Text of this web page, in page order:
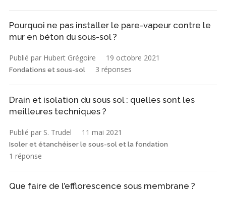
Pourquoi ne pas installer le pare-vapeur contre le
mur en béton du sous-sol ?
Publié par Hubert Grégoire 19 octobre 2021
Fondations et sous-sol 3 réponses
Drain et isolation du sous sol : quelles sont les
meilleures techniques ?
Publié par S. Trudel 11 mai 2021
Isoler et étanchéiser le sous-sol et la fondation
1 réponse
Que faire de l’efflorescence sous membrane ?